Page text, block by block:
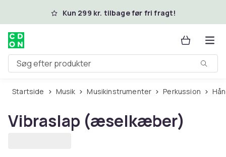
Spring til hovedindhold
Kun 299 kr. tilbage før fri fragt!
Søg efter produkter
Startside Musik Musikinstrumenter Perkussion
Vibraslap (æselkæber)